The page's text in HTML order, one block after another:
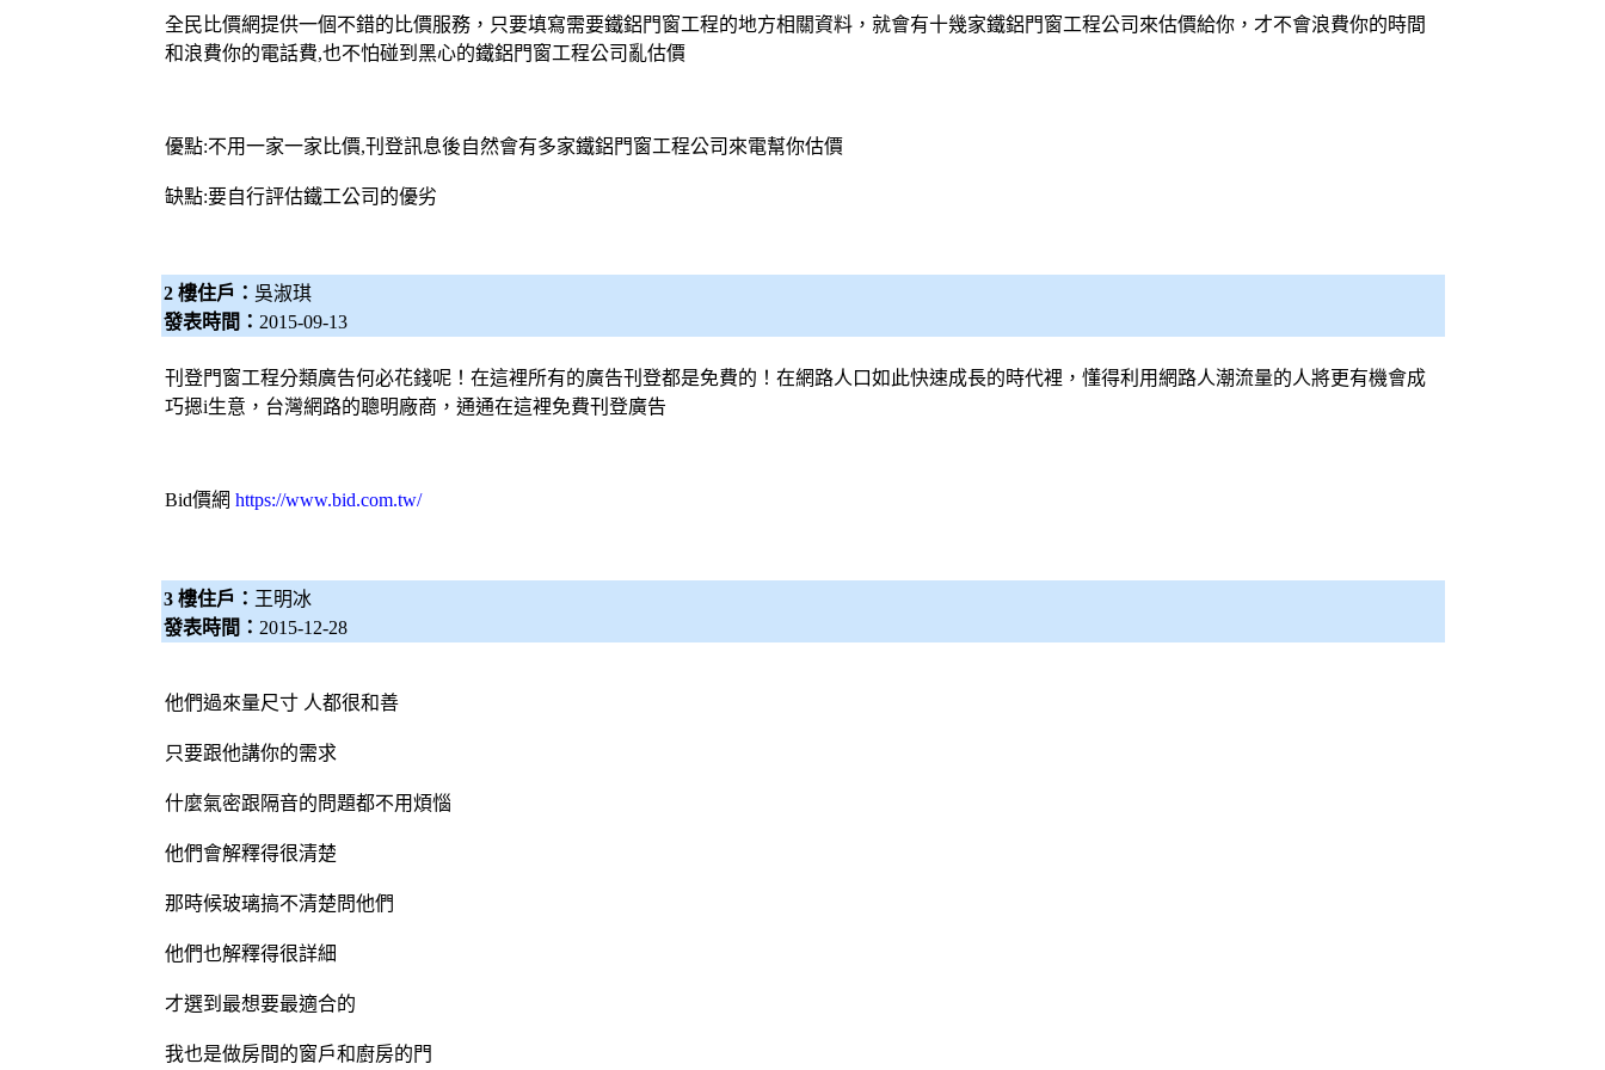
全民比價網提供一個不錯的比價服務，只要填寫需要鐵鋁門窗工程的地方相關資料，就會有十幾家鐵鋁門窗工程公司來估價給你，才不會浪費你的時間
和浪費你的電話費,也不怕碰到黑心的鐵鋁門窗工程公司亂估價
優點:不用一家一家比價,刊登訊息後自然會有多家鐵鋁門窗工程公司來電幫你估價
缺點:要自行評估鐵工公司的優劣
2 樓住戶： 吳淑琪
發表時間： 2015-09-13
刊登門窗工程分類廣告何必花錢呢！在這裡所有的廣告刊登都是免費的！在網路人口如此快速成長的時代裡，懂得利用網路人潮流量的人將更有機會成
巧摁i生意，台灣網路的聰明廠商，通通在這裡免費刊登廣告
Bid價網 https://www.bid.com.tw/
3 樓住戶： 王明冰
發表時間： 2015-12-28
他們過來量尺寸 人都很和善
只要跟他講你的需求
什麼氣密跟隔音的問題都不用煩惱
他們會解釋得很清楚
那時候玻璃搞不清楚問他們
他們也解釋得很詳細
才選到最想要最適合的
我也是做房間的窗戶和廚房的門